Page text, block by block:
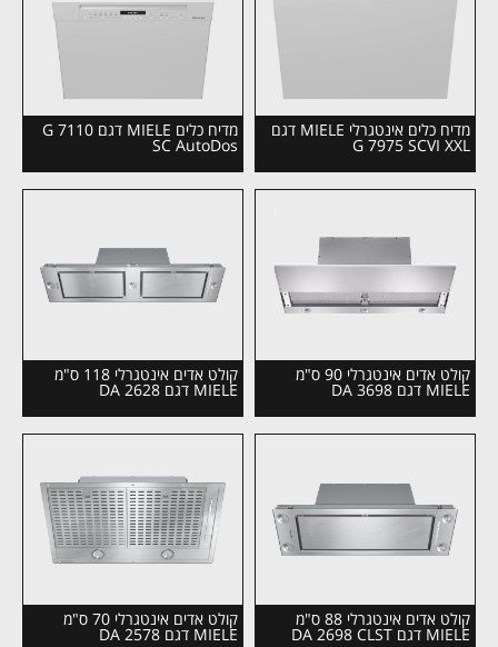
מדיח כלים אינטגרלי MIELE דגם
G 7975 SCVI XXL
מדיח כלים MIELE דגם G 7110
SC AutoDos
קולט אדים אינטגרלי 90 ס"מ
MIELE דגם DA 3698
קולט אדים אינטגרלי 118 ס"מ
MIELE דגם DA 2628
קולט אדים אינטגרלי 88 ס"מ
MIELE דגם DA 2698 CLST
קולט אדים אינטגרלי 70 ס"מ
MIELE דגם DA 2578